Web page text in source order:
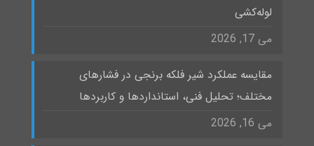
لوله‌کشی
می 17, 2026
مقایسه عملکرد شیر فلکه برنجی در فشارهای
مختلف؛ تحلیل فنی، استانداردها و کاربردها
می 16, 2026